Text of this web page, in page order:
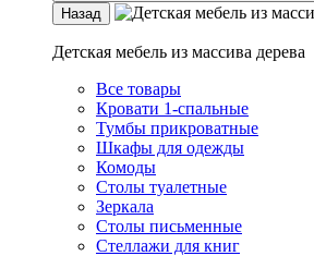
Назад
Детская мебель из массива дерева
Все товары
Кровати 1-спальные
Тумбы прикроватные
Шкафы для одежды
Комоды
Столы туалетные
Зеркала
Столы письменные
Стеллажи для книг